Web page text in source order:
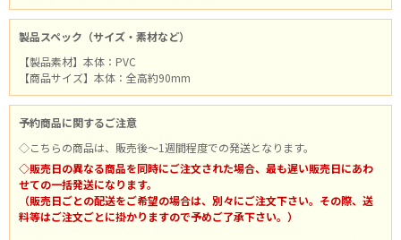
製品スペック（サイズ・素材など）
【製品素材】本体：PVC
【商品サイズ】本体：全高約90mm
予約商品に関するご注意
◇こちらの商品は、販売後～1週間程度での発送となります。
◇販売日の異なる商品を同時にご注文された場合、最も遅い販売日にあわ
せての一括発送になります。
（販売日ごとの配送をご希望の場合は、別々にご注文下さい。その際、送
料等はご注文ごとに掛かりますので予めご了承下さい。）